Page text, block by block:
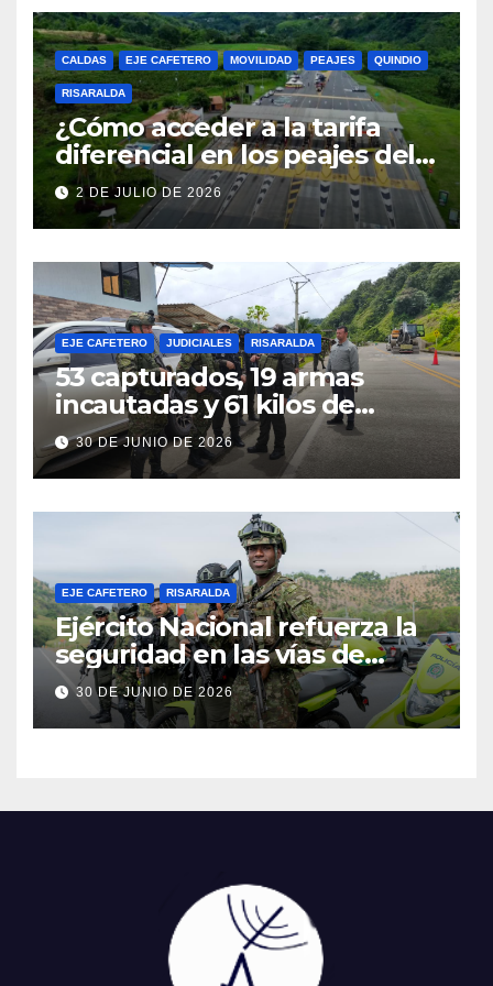
CALDAS EJE CAFETERO MOVILIDAD PEAJES QUINDIO
RISARALDA
¿Cómo acceder a la tarifa
diferencial en los peajes del
Eje Cafetero? Conozca los
requisitos y cómo inscribirse
2 DE JULIO DE 2026
EJE CAFETERO JUDICIALES RISARALDA
53 capturados, 19 armas
incautadas y 61 kilos de
explosivos decomisados: el
balance del Batallón San
Mateo en Risaralda
30 DE JUNIO DE 2026
EJE CAFETERO RISARALDA
Ejército Nacional refuerza la
seguridad en las vías de
Risaralda durante la
temporada de vacaciones
30 DE JUNIO DE 2026